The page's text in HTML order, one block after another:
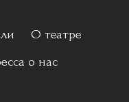
репертуар
О театре
История
о нас